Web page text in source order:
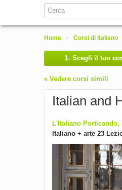
Home > Corsi di Italiano
1. Scegli il tuo
« Vedere corsi simili
Italian and
L'Italiano
Italiano + arte 23